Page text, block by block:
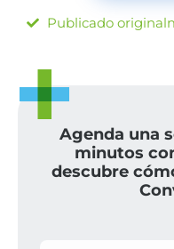
Publicado
Agenda una
minutos
descubre